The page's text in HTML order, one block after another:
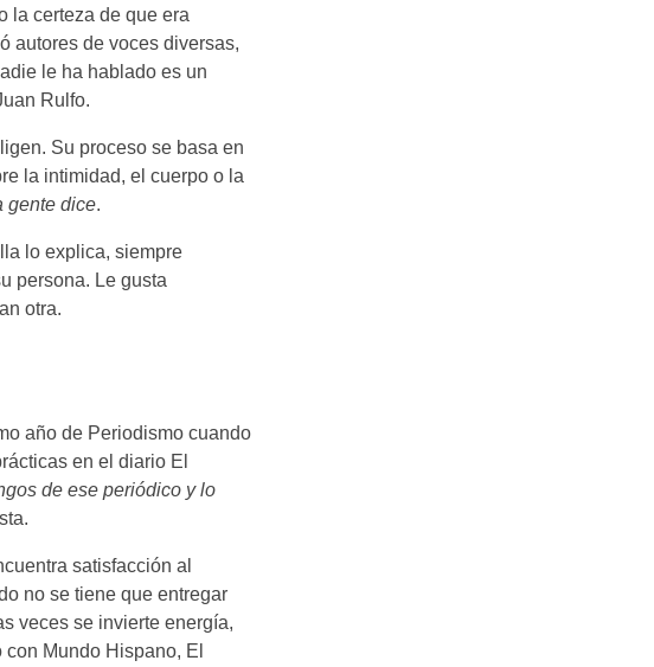
la certeza de que era
autores de voces diversas,
le ha hablado es un
Rulfo.
Su proceso se basa en
la intimidad, el cuerpo o la
gente dice.
lo explica, siempre
persona. Le gusta
otra.
año de Periodismo cuando
en el diario El
de ese periódico y lo
satisfacción al
no se tiene que entregar
veces se invierte energía,
Mundo Hispano, El